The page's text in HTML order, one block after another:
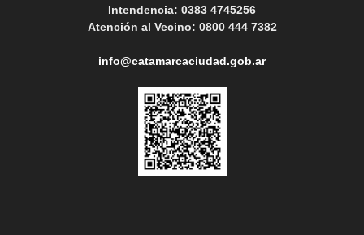
Intendencia: 0383 4745256
Atención al Vecino: 0800 444 7382
info@catamarcaciudad.gob.ar